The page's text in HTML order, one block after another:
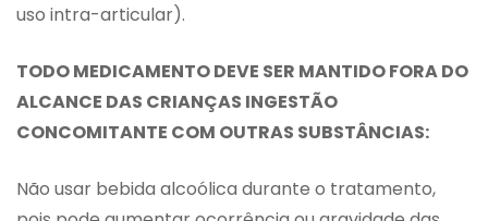
uso intra-articular).
TODO MEDICAMENTO DEVE SER MANTIDO FORA DO
ALCANCE DAS CRIANÇAS INGESTÃO
CONCOMITANTE COM OUTRAS SUBSTÂNCIAS:
Não usar bebida alcoólica durante o tratamento,